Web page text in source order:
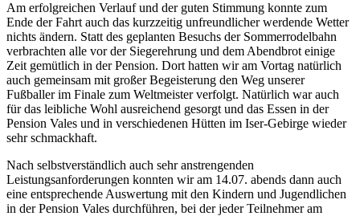
Am erfolgreichen Verlauf und der guten Stimmung konnte zum
Ende der Fahrt auch das kurzzeitig unfreundlicher werdende Wetter
nichts ändern. Statt des geplanten Besuchs der Sommerrodelbahn
verbrachten alle vor der Siegerehrung und dem Abendbrot einige
Zeit gemütlich in der Pension. Dort hatten wir am Vortag natürlich
auch gemeinsam mit großer Begeisterung den Weg unserer
Fußballer im Finale zum Weltmeister verfolgt. Natürlich war auch
für das leibliche Wohl ausreichend gesorgt und das Essen in der
Pension Vales und in verschiedenen Hütten im Iser-Gebirge wieder
sehr schmackhaft.
Nach selbstverständlich auch sehr anstrengenden
Leistungsanforderungen konnten wir am 14.07. abends dann auch
eine entsprechende Auswertung mit den Kindern und Jugendlichen
in der Pension Vales durchführen, bei der jeder Teilnehmer am